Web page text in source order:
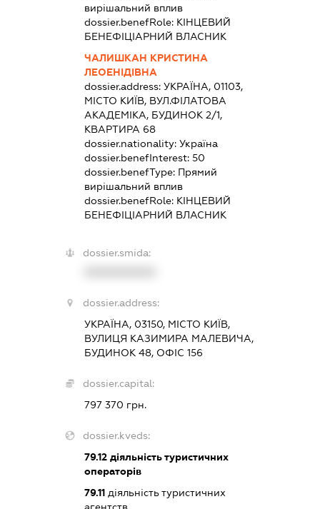
вирішальний вплив
dossier.benefRole: КІНЦЕВИЙ
БЕНЕФІЦІАРНИЙ ВЛАСНИК
ЧАЛИШКАН КРИСТИНА
ЛЕОЕНІДІВНА
dossier.address: УКРАЇНА, 01103,
МІСТО КИЇВ, ВУЛ.ФІЛАТОВА
АКАДЕМІКА, БУДИНОК 2/1,
КВАРТИРА 68
dossier.nationality: Україна
dossier.benefInterest: 50
dossier.benefType: Прямий
вирішальний вплив
dossier.benefRole: КІНЦЕВИЙ
БЕНЕФІЦІАРНИЙ ВЛАСНИК
dossier.smida:
dossier.address:
УКРАЇНА, 03150, МІСТО КИЇВ,
ВУЛИЦЯ КАЗИМИРА МАЛЕВИЧА,
БУДИНОК 48, ОФІС 156
dossier.capital:
797 370 грн.
dossier.kveds:
79.12діяльність туристичних
операторів
79.11діяльність туристичних